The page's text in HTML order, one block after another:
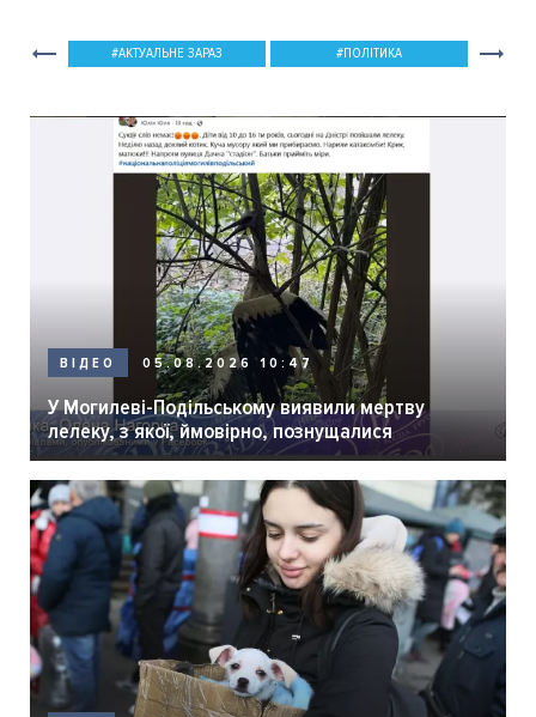
АКТУАЛЬНЕ ЗАРАЗ ПОЛІТИКА
ВІДЕО 05.08.2026 10:47
У Могилеві-Подільському виявили мертву
лелеку, з якої, ймовірно, познущалися